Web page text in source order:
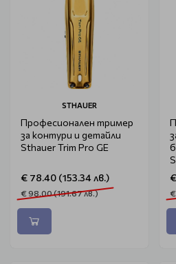
STHAUER
Професионален тример
за контури и детайли
Sthauer Trim Pro GE
€ 78.40 (153.34 лв.)
€ 98.00 (191.67 лв.)